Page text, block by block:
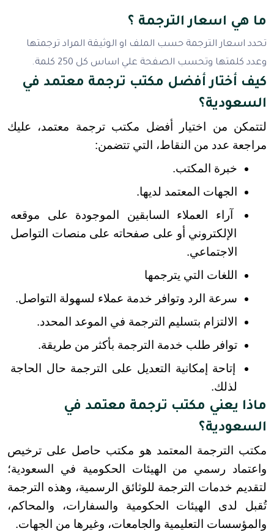
ما هي اسعار الترجمة ؟
تحدد اسعار الترجمة حسب الملف او الوثيقة المراد ترجمتها
وعدد كلمتها وتحسب الصفحة علي اساس كل 250 كلمة.
كيف أختار أفضل مكتب ترجمة معتمد في
السعودية؟
مراجعة عدد من النقاط، التي تتضمن:
خبرة المكتب.
الجهات المعتمد لديها.
الاجتماعي.
اللغات التي يترجمها
سرعة الرد وتوافر خدمة عملاء لسهولة التواصل.
الالتزام بتسليم الترجمة في الموعد المحدد.
توافر طلب خدمة الترجمة بأكثر من طريقة.
لذلك.
ماذا يعني مكتب ترجمة معتمد في
السعودية؟
والمؤسسات التعليمية والجامعات، وغيرها من الجهات.